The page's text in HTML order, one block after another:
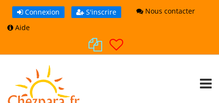
Connexion S'inscrire
Nous contacter
Aide